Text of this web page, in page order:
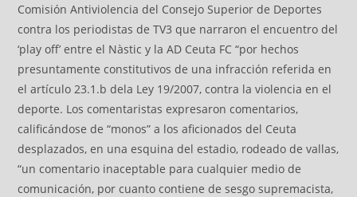
Comisión Antiviolencia del Consejo Superior de Deportes
contra los periodistas de TV3 que narraron el encuentro del
‘play off’ entre el Nàstic y la AD Ceuta FC “por hechos
presuntamente constitutivos de una infracción referida en
el artículo 23.1.b dela Ley 19/2007, contra la violencia en el
deporte. Los comentaristas expresaron comentarios,
calificándose de “monos” a los aficionados del Ceuta
desplazados, en una esquina del estadio, rodeado de vallas,
“un comentario inaceptable para cualquier medio de
comunicación, por cuanto contiene de sesgo supremacista,